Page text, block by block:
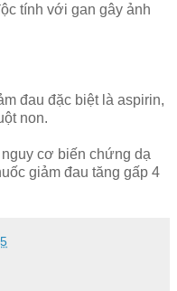
tính với gan gây ảnh
đau đặc biệt là aspirin,
non.
cơ biến chứng dạ
giảm đau tăng gấp 4